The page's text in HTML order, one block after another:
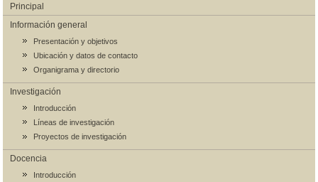
Principal
Información general
Presentación y objetivos
Ubicación y datos de contacto
Organigrama y directorio
Investigación
Introducción
Líneas de investigación
Proyectos de investigación
Docencia
Introducción